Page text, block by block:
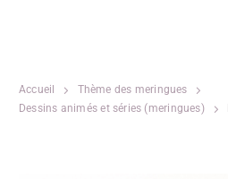
Accueil
Thème des meringues
Dessins animés et séries (meringues)